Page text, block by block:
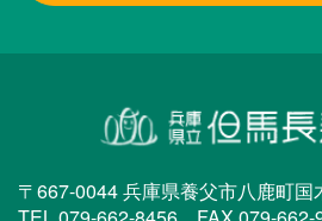
〒667-0044 兵庫県養父市八鹿町国